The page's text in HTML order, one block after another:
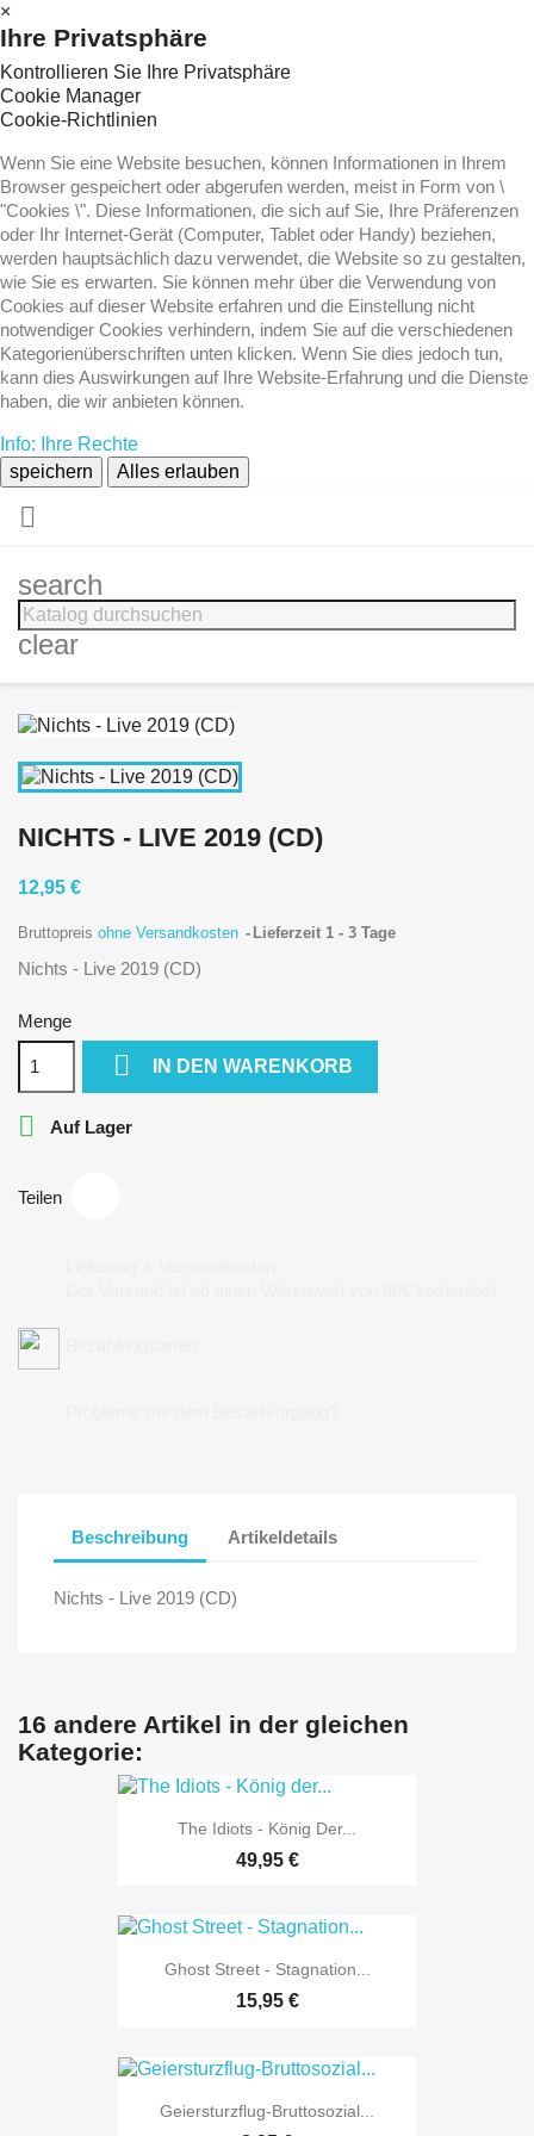
×
Ihre Privatsphäre
Kontrollieren Sie Ihre Privatsphäre
Cookie Manager
Cookie-Richtlinien
Wenn Sie eine Website besuchen, können Informationen in Ihrem
Browser gespeichert oder abgerufen werden, meist in Form von \
"Cookies \". Diese Informationen, die sich auf Sie, Ihre Präferenzen
oder Ihr Internet-Gerät (Computer, Tablet oder Handy) beziehen,
werden hauptsächlich dazu verwendet, die Website so zu gestalten,
wie Sie es erwarten. Sie können mehr über die Verwendung von
Cookies auf dieser Website erfahren und die Einstellung nicht
notwendiger Cookies verhindern, indem Sie auf die verschiedenen
Kategorienüberschriften unten klicken. Wenn Sie dies jedoch tun,
kann dies Auswirkungen auf Ihre Website-Erfahrung und die Dienste
haben, die wir anbieten können.
Info: Ihre Rechte
speichern
Alles erlauben

search
clear
NICHTS - LIVE 2019 (CD)
12,95 €
Bruttopreis ohne Versandkosten Lieferzeit 1 - 3 Tage
Nichts - Live 2019 (CD)
Menge
 IN DEN WARENKORB
 Auf Lager
Teilen
Beschreibung Artikeldetails
Nichts - Live 2019 (CD)
16 andere Artikel in der gleichen
Kategorie:
The Idiots - König Der...
49,95 €
Ghost Street - Stagnation...
15,95 €
Geiersturzflug-Bruttosozial...